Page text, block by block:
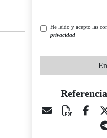
He leído y acepto las
privacidad